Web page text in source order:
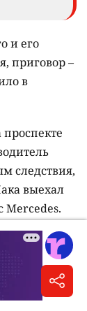
и его
приговор –
в
следствия,
выехал
Mercedes.
лишения
в
Суд